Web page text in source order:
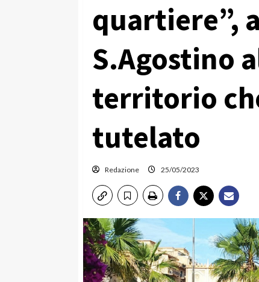
quartiere”,
S.Agostino
territorio
tutelato
Redazione 25/05/2023